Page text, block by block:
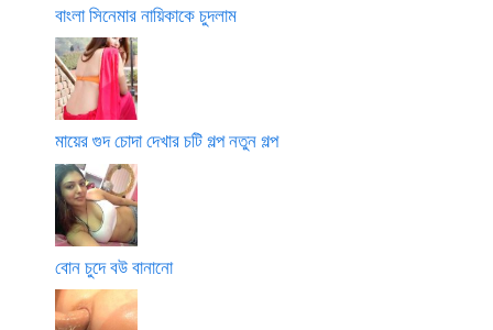
বাংলা সিনেমার নায়িকাকে চুদলাম
মায়ের গুদ চোদা দেখার চটি গল্প নতুন গল্প
বোন চুদে বউ বানানো